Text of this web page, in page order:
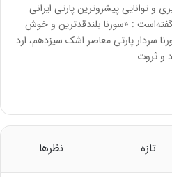
و توانایی پیشروترین پارتی ایرانی
: «سورنا بلندقدترین و خوش
سردار پارتی معاصر اشک سیزدهم، ارد
و ثروت…
تازه نظرها